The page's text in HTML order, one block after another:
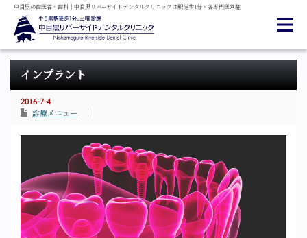
中目黒の歯医者・ 歯科 ｜ 中目黒リバーサイドデンタルクリニックは駅徒歩1分・ 各専門医常駐
インプラント
2016-7-4
診療メニュー